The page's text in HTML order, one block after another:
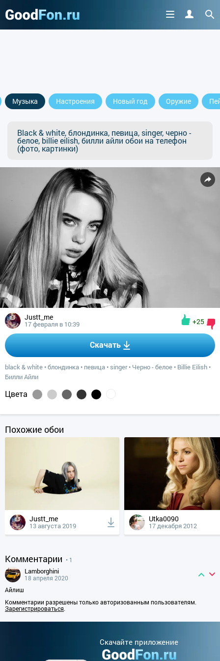
Музыка Настроения Новый год Оружие
Black & white, блондинка, певица, singer, черно -
белое, billie eilish, билли айли обои на телефон
(фото, картинки)
Justt_me
17 февраля в 10:39 +25
Скачать
black & white •блондинка • певица • singer• Черно - белое • Billie Eilish •
Билли Айли
Цвета
Похожие обои
Justt_me
13 августа 2019
Utka0090
17 декабря 2012
Комментарии • 1
Lamborghini
18 апреля 2020
Айлиш
Комментарии разрешены только авторизованным пользователям.
Зарегистрироваться.
Cкачайте приложение